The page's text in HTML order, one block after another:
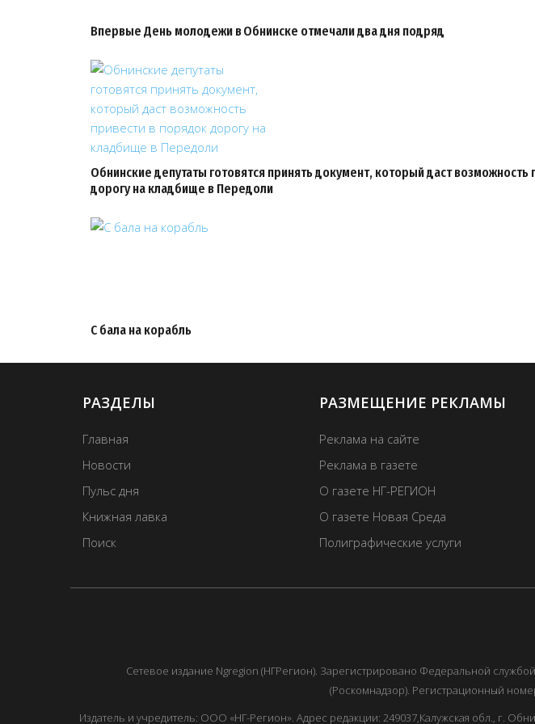
Впервые День молодежи в Обнинске отмечали два дня подряд
Обнинские депутаты готовятся принять документ, который даст возможность
дорогу на кладбище в Передоли
С бала на корабль
РАЗДЕЛЫ
Главная
Новости
Пульс дня
Книжная лавка
Поиск
РАЗМЕЩЕНИЕ РЕКЛАМЫ
Реклама на сайте
Реклама в газете
О газете НГ-РЕГИОН
О газете Новая Среда
Полиграфические услуги
Сетевое издание Ngregion (НГРегион). Зарегистрировано Федеральной
(Роскомнадзор). Регистрационный
Издатель и учредитель: ООО «НГ-Регион». Адрес редакции: 249037,Калужская обл., г.